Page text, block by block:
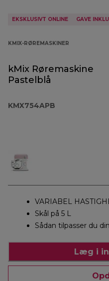
EKSKLUSIVT ONLINE GAVE
KMIX-RØREMASKINER
kMix Røremaskine
Pastelblå
KMX754APB
VARIABEL
Skål på 5 L
Sådan tilpasser du
Læg i